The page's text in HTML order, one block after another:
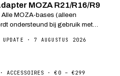
MOZA R21/R16/R9
MOZA-bases (alleen
ondersteund bij gebruik met
derden)
UPDATE · 7 AUGUSTUS 2026
· ACCESSOIRES · €0 – €299